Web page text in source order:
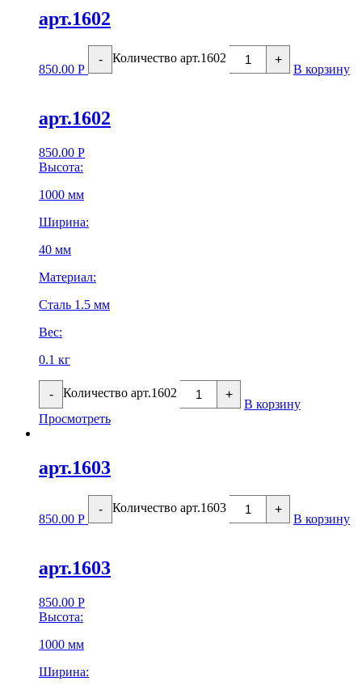
арт.1602
850.00 Р
- Количество арт.1602 +
В корзину
арт.1602
850.00 Р
Высота:
1000 мм
Ширина:
40 мм
Материал:
Сталь 1.5 мм
Вес:
0.1 кг
- Количество арт.1602 +
В корзину
Просмотреть
арт.1603
850.00 Р
- Количество арт.1603 +
В корзину
арт.1603
850.00 Р
Высота:
1000 мм
Ширина: